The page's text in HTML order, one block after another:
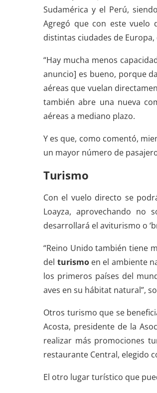
Sudamérica y el Perú,
Agregó que con este vuelo
distintas ciudades de
“Hay mucha menos
anuncio] es bueno, porque
aéreas que vuelan
también abre una nueva
aéreas a mediano plazo.
Y es que, como comentó,
un mayor número de
Turismo
Con el vuelo directo se
Loayza, aprovechando no
desarrollará el aviturismo o
“Reino Unido también tiene
del turismoen el ambiente
los primeros países del
aves en su hábitat natural”,
Otros turismo que se
Acosta, presidente de la
realizar más promociones
restaurante Central, elegido
El otro lugar turístico que